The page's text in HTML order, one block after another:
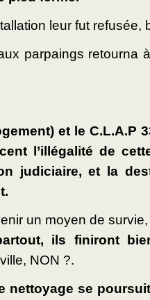
leur fut refusée,
parpaings retourna
et le C.L.A.P
l’illégalité de
judiciaire, et la
un moyen de
ils finiront
NON ?.
nettoyage se